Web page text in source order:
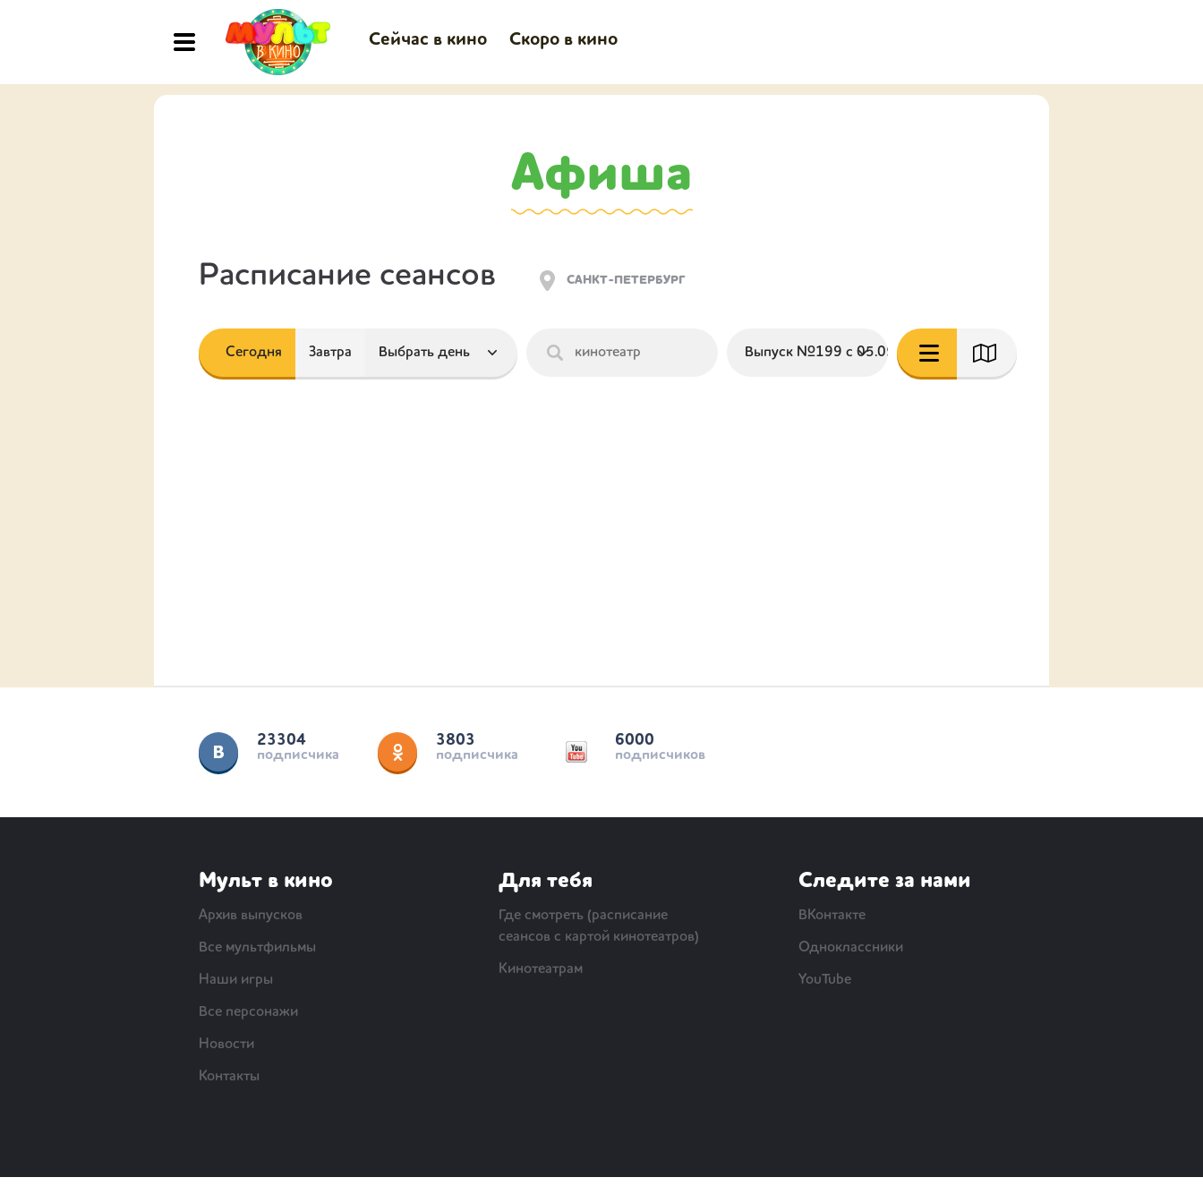
Сейчас в кино Скоро в кино
Афиша
Расписание сеансов
Сегодня Завтра
23304
подписчика
3803
подписчика
6000
подписчиков
Мульт в кино
Архив выпусков
Все мультфильмы
Наши игры
Все персонажи
Новости
Контакты
Для тебя
Где смотреть (расписание
сеансов с картой кинотеатров)
Кинотеатрам
Следите за нами
ВКонтакте
Одноклассники
YouTube